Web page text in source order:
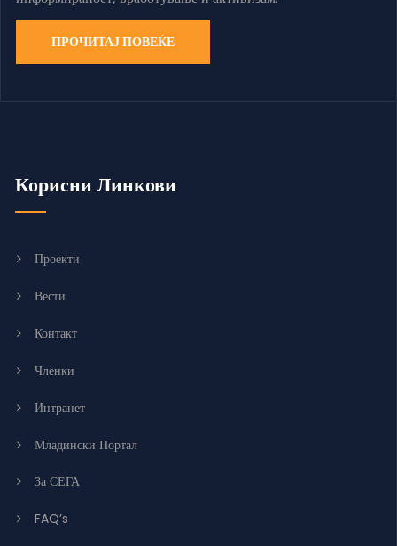
ПРОЧИТАЈ ПОВЕЌЕ
Корисни Линкови
Проекти
Вести
Контакт
Членки
Интранет
Младински Портал
За СЕГА
FAQ’s